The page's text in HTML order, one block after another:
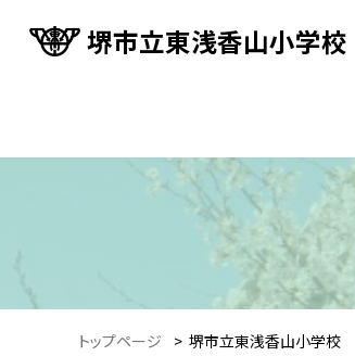
堺市立東浅香山小学校
トップページ > 堺市立東浅香山小学校